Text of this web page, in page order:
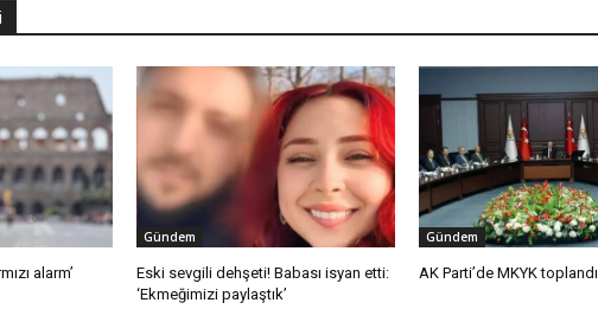
alarm’
Gündem
Eski sevgili dehşeti! Babası isyan etti:
‘Ekmeğimizi paylaştık’
Gündem
AK Parti’de MKYK toplandı